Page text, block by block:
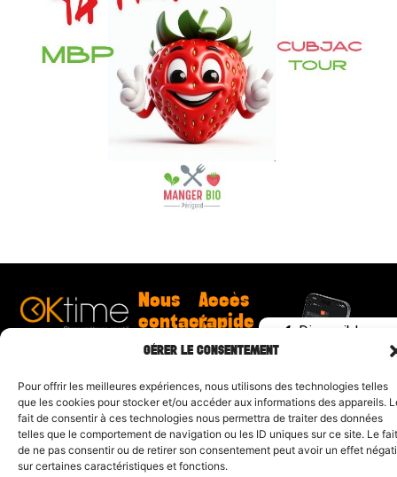
GÉRER LE CONSENTEMENT
Pour offrir les meilleures expériences, nous utilisons des technologies telles
que les cookies pour stocker et/ou accéder aux informations des appareils.
fait de consentir à ces technologies nous permettra de traiter des données
telles que le comportement de navigation ou les ID uniques sur ce site. Le fait
de ne pas consentir ou de retirer son consentement peut avoir un effet
sur certaines caractéristiques et fonctions.
Nous
contacter
Clodomir
Couton
time.fr
Accès
rapide
Événements
Dordogne
Challenge
Trail 17
Demande
de devis
Disponible sur
Google Play